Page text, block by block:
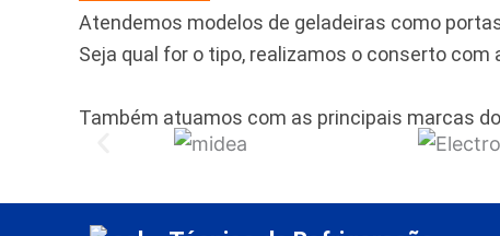
Atendemos modelos de geladeiras como
Seja qual for o tipo, realizamos o conserto com
Também atuamos com as principais marcas